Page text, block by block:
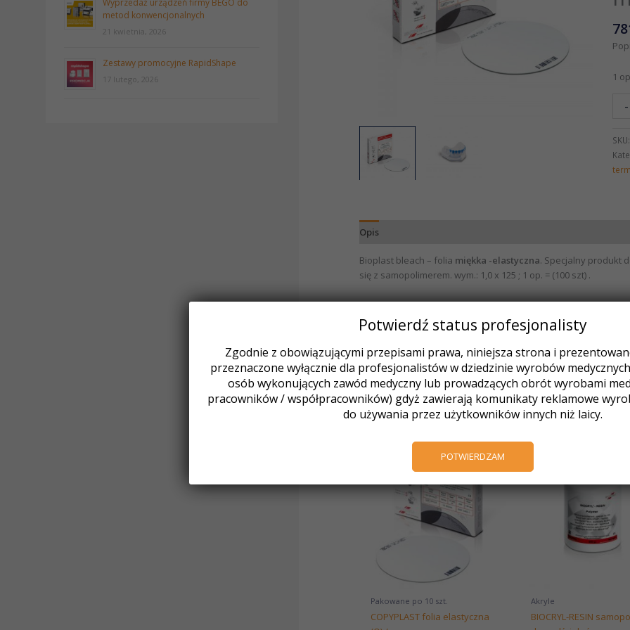
metod konwencjonalnych
21 kwietnia, 2026
Zestawy promocyjne RapidShape
17 lutego, 2026 1
-
SKU:
Opis
Bioplast bleach – folia miękka -elastyczna. Specjalny produkt
się z samopolimerem. wym.: 1,0 x 125 ; 1 op. = (100 szt) .
Więcej Informacji
Instrukcja użycia BIOPLAST bleach
Tabela wskazań dla tłoczenia
Karta danych produktu Wybielacz BIOPLAST
Pakowane po 10 szt.
COPYPLAST folia elastyczna
Akryle
BIOCRYL-RESIN
do
Potwierdź status profesjonalisty
Zgodnie z obowiązującymi przepisami prawa, niniejsza strona i
przeznaczone wyłącznie dla profesjonalistów w dziedzinie wyrobów
osób wykonujących zawód medyczny lub prowadzących obrót wyrobami
pracowników / współpracowników) gdyż zawierają komunikaty reklamowe
do używania przez użytkowników innych niż laicy.
POTWIERDZAM